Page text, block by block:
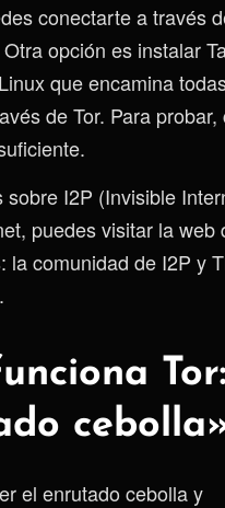
conectarte a través
opción es instalar
que encamina
de Tor. Para probar,
sobre I2P (Invisible
puedes visitar la web
la comunidad de I2P y
el enrutado cebolla y